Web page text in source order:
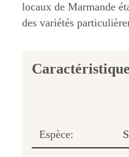
locaux de Marmande
des variétés
Espèce: